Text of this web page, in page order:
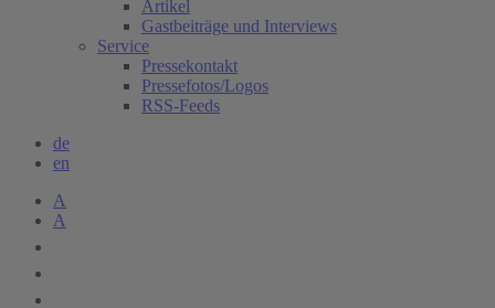
Artikel
Gastbeiträge und Interviews
Service
Pressekontakt
Pressefotos/Logos
RSS-Feeds
de
en
A
A